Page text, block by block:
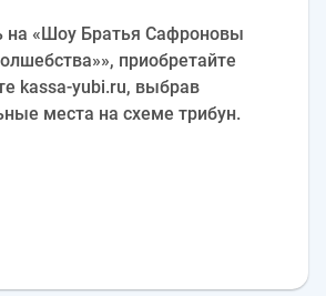
на «Шоу Братья Сафроновы
приобретайте
kassa-yubi.ru, выбрав
места на схеме трибун.